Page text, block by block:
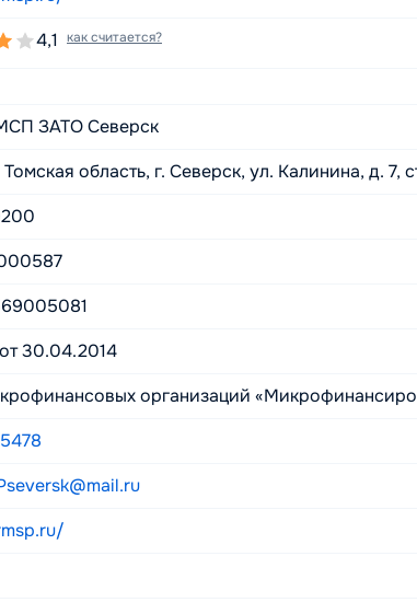
4,1 как считается?
ЗАТО Северск
область, г. Северск, ул. Калинина, д. 7,
30.04.2014
организаций